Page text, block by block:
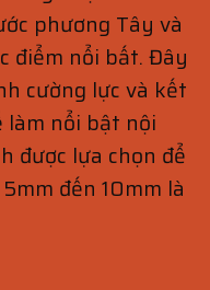
phương Tây và
điểm nổi bất. Đây
cường lực và kết
làm nổi bật nội
được lựa chọn để
đến 10mm là